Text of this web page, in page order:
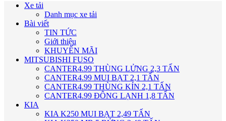
Xe tải
Danh mục xe tải
Bài viết
TIN TỨC
Giới thiệu
KHUYẾN MÃI
MITSUBISHI FUSO
CANTER4.99 THÙNG LỬNG 2,3 TẤN
CANTER4.99 MUI BẠT 2,1 TẤN
CANTER4.99 THÙNG KÍN 2,1 TẤN
CANTER4.99 ĐÔNG LẠNH 1,8 TẤN
KIA
KIA K250 MUI BẠT 2,49 TẤN